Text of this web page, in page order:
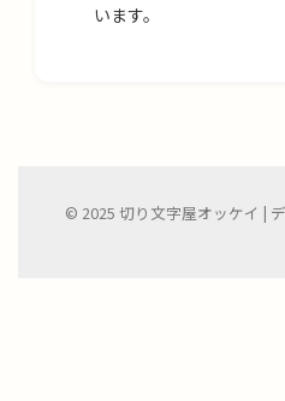
います。
© 2025 切り文字屋オッケイ |